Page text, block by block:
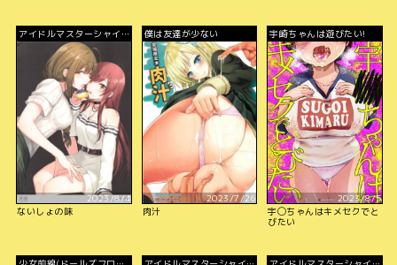
アイドルマスターシャイニ
ーカラーズ
2023/8/4
ないしょの味
僕は友達が少ない
2023/7/26
肉汁
宇崎ちゃんは遊びたい!
2023/8/5
宇◯ちゃんはキメセクでと
びたい